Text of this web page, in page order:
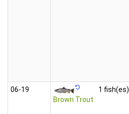
06‑19
Brown Trout
1 fish(es)